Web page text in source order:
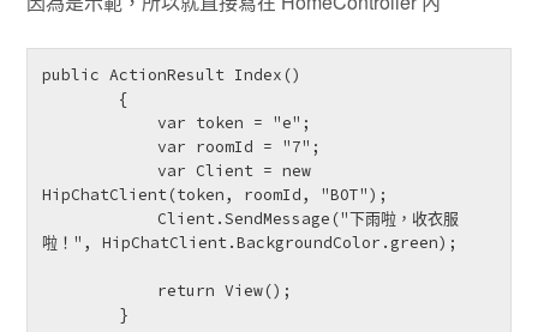
public ActionResult Index()
            var token = "e";
            var roomId = "7";
            var Client = new
HipChatClient(token, roomId, "BOT");
啦！", HipChatClient.BackgroundColor.green);
        }